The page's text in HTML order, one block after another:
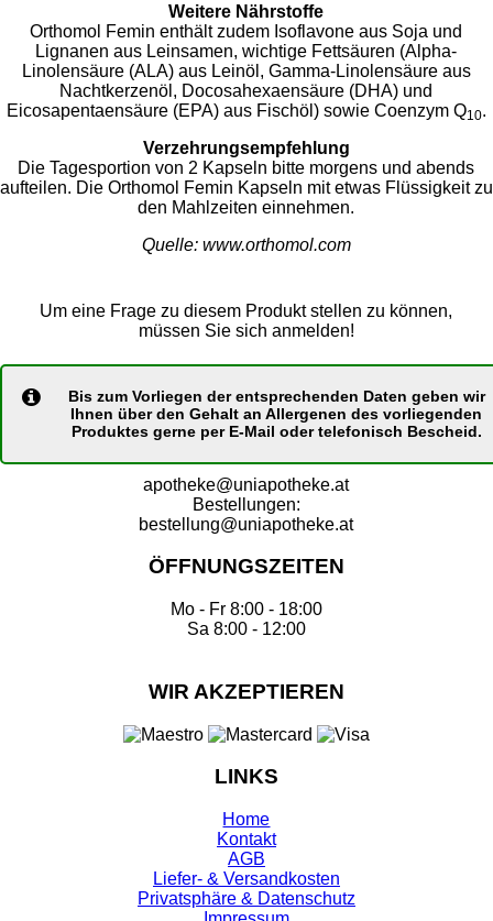
Weitere Nährstoffe
Orthomol Femin enthält zudem Isoflavone aus Soja und
Lignanen aus Leinsamen, wichtige Fettsäuren (Alpha-
Linolensäure (ALA) aus Leinöl, Gamma-Linolensäure aus
Nachtkerzenöl, Docosahexaensäure (DHA) und
Eicosapentaensäure (EPA) aus Fischöl) sowie Coenzym Q10.
Verzehrungsempfehlung
Die Tagesportion von 2 Kapseln bitte morgens und abends
aufteilen. Die Orthomol Femin Kapseln mit etwas Flüssigkeit zu
den Mahlzeiten einnehmen.
Quelle: www.orthomol.com
Um eine Frage zu diesem Produkt stellen zu können,
müssen Sie sich anmelden!
Bis zum Vorliegen der entsprechenden Daten geben wir
Ihnen über den Gehalt an Allergenen des vorliegenden
Produktes gerne per E-Mail oder telefonisch Bescheid.
apotheke@uniapotheke.at
Bestellungen:
bestellung@uniapotheke.at
ÖFFNUNGSZEITEN
Mo - Fr 8:00 - 18:00
Sa 8:00 - 12:00
WIR AKZEPTIEREN
LINKS
Home
Kontakt
AGB
Liefer- & Versandkosten
Privatsphäre & Datenschutz